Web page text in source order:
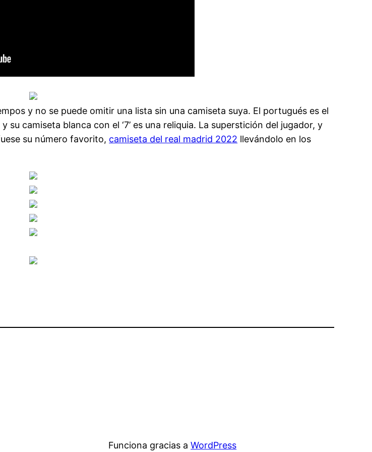
y no se puede omitir una lista sin una camiseta suya. El portugués es el
camiseta blanca con el ‘7’ es una reliquia. La superstición del jugador, y
su número favorito, camiseta del real madrid 2022 llevándolo en los
Funciona gracias aWordPress